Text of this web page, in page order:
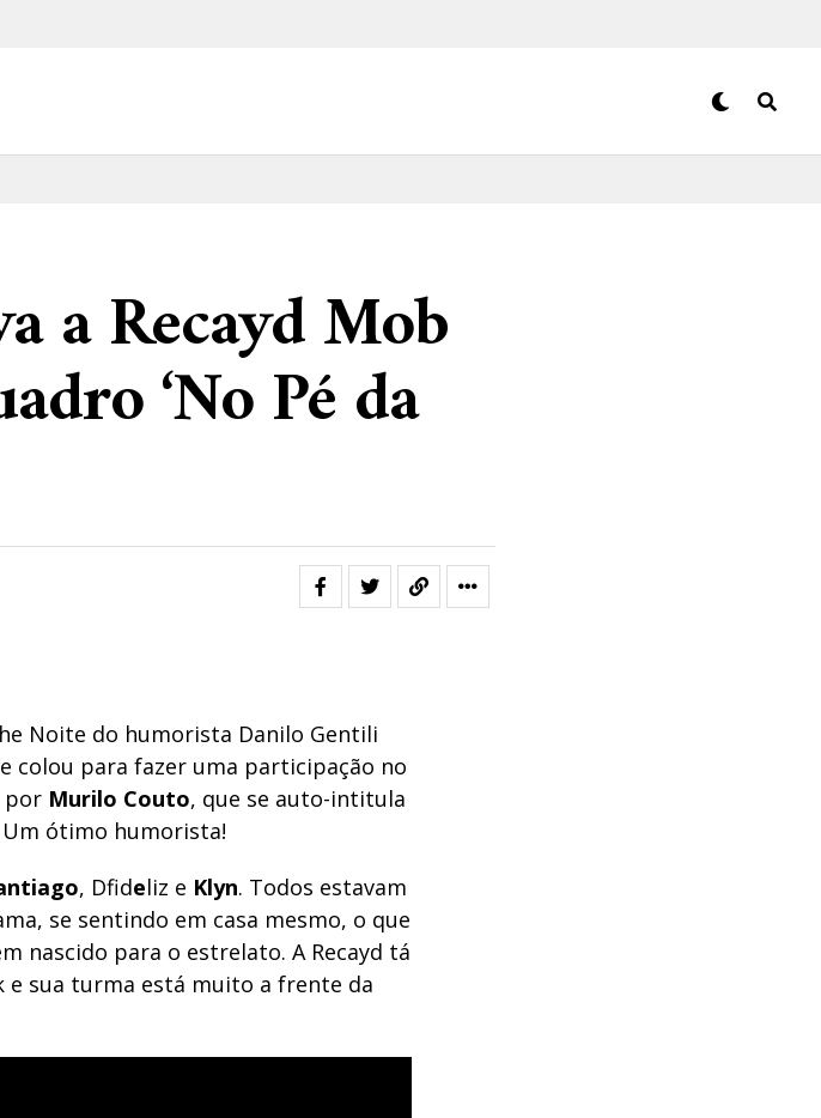
a Recayd Mob
‘No Pé da
Noite do humorista Danilo Gentili
colou para fazer uma participação no
por Murilo Couto, que se auto-intitula
ótimo humorista!
, Dfideliz e Klyn. Todos estavam
se sentindo em casa mesmo, o que
nascido para o estrelato. A Recayd tá
e sua turma está muito a frente da